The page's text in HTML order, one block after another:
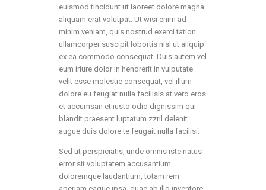
euismod tincidunt ut laoreet dolore magna
aliquam erat volutpat. Ut wisi enim ad
minim veniam, quis nostrud exerci tation
ullamcorper suscipit lobortis nisl ut aliquip
ex ea commodo consequat. Duis autem vel
eum iriure dolor in hendrerit in vulputate
velit esse molestie consequat, vel illum
dolore eu feugiat nulla facilisis at vero eros
et accumsan et iusto odio dignissim qui
blandit praesent luptatum zzril delenit
augue duis dolore te feugait nulla facilisi.
Sed ut perspiciatis, unde omnis iste natus
error sit voluptatem accusantium
doloremque laudantium, totam rem